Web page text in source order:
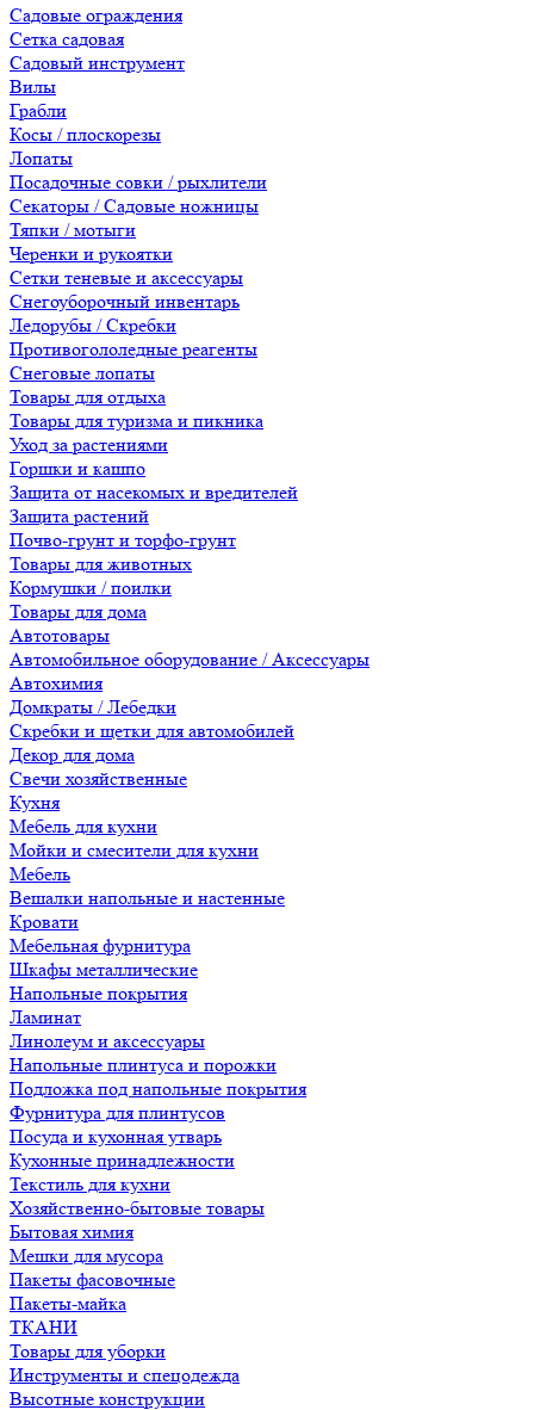
Садовые ограждения
Сетка садовая
Садовый инструмент
Вилы
Грабли
Косы / плоскорезы
Лопаты
Посадочные совки / рыхлители
Секаторы / Садовые ножницы
Тяпки / мотыги
Черенки и рукоятки
Сетки теневые и аксессуары
Снегоуборочный инвентарь
Ледорубы / Скребки
Противогололедные реагенты
Снеговые лопаты
Товары для отдыха
Товары для туризма и пикника
Уход за растениями
Горшки и кашпо
Защита от насекомых и вредителей
Защита растений
Почво-грунт и торфо-грунт
Товары для животных
Кормушки / поилки
Товары для дома
Автотовары
Автомобильное оборудование / Аксессуары
Автохимия
Домкраты / Лебедки
Скребки и щетки для автомобилей
Декор для дома
Свечи хозяйственные
Кухня
Мебель для кухни
Мойки и смесители для кухни
Мебель
Вешалки напольные и настенные
Кровати
Мебельная фурнитура
Шкафы металлические
Напольные покрытия
Ламинат
Линолеум и аксессуары
Напольные плинтуса и порожки
Подложка под напольные покрытия
Фурнитура для плинтусов
Посуда и кухонная утварь
Кухонные принадлежности
Текстиль для кухни
Хозяйственно-бытовые товары
Бытовая химия
Мешки для мусора
Пакеты фасовочные
Пакеты-майка
ТКАНИ
Товары для уборки
Инструменты и спецодежда
Высотные конструкции